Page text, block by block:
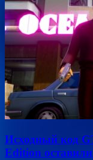
Исходный код
Edition